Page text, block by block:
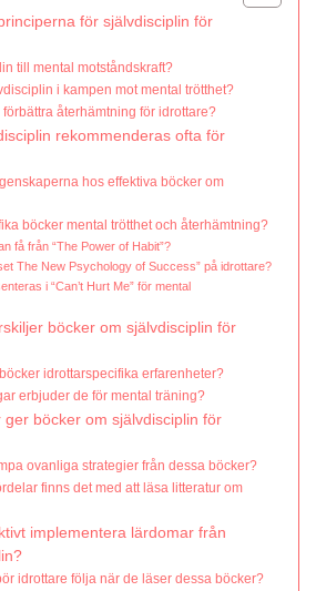
för självdisciplin för
till mental motståndskraft?
i kampen mot mental trötthet?
återhämtning för idrottare?
rekommenderas ofta för
hos effektiva böcker om
böcker mental trötthet och återhämtning?
få från “The Power of Habit”?
The New Psychology of Success” på idrottare?
i “Can’t Hurt Me” för mental
böcker om självdisciplin för
idrottarspecifika erfarenheter?
erbjuder de för mental träning?
ger böcker om självdisciplin för
ovanliga strategier från dessa böcker?
finns det med att läsa litteratur om
implementera lärdomar från
idrottare följa när de läser dessa böcker?